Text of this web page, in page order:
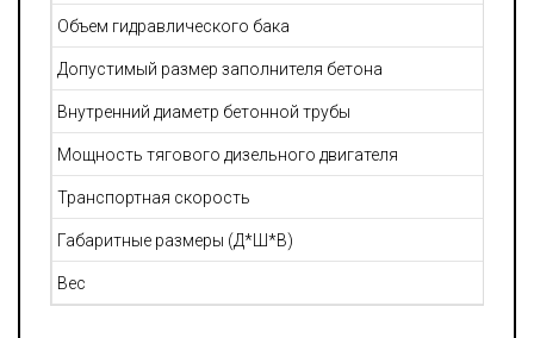
Объем гидравлического бака
Допустимый размер заполнителя бетона
Внутренний диаметр бетонной трубы
Мощность тягового дизельного двигателя
Транспортная скорость
Габаритные размеры (Д*Ш*В)
Вес